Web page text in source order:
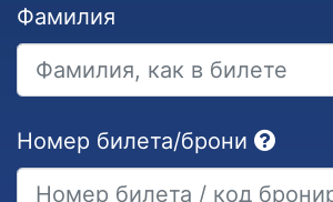
Фамилия
Номер билета/брони